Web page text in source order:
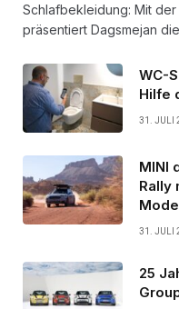
Schlafbekleidung: Mit
präsentiert Dagsmejan
WC-
Hilfe
31. JULI
MINI
Rally
31. JULI
25